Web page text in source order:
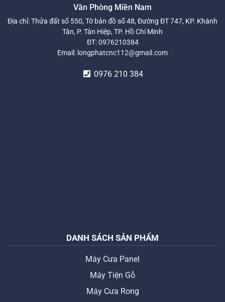
Văn Phòng Miền Nam
Địa chỉ: Thửa đất số 550, Tờ bản đồ số 48, Đường ĐT 747, KP. Khánh
Tân, P. Tân Hiệp, TP. Hồ Chí Minh
ĐT:0976210384
Email: longphatcnc112@gmail.com
0976 210 384
DANH SÁCH SẢN PHẨM
Máy Cưa Panel
Máy Tiện Gỗ
Máy Cưa Rong